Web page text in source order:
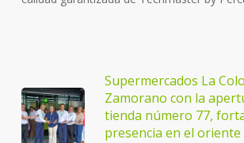
Supermercados La
Zamorano con la
tienda número 77,
presencia en el oriente